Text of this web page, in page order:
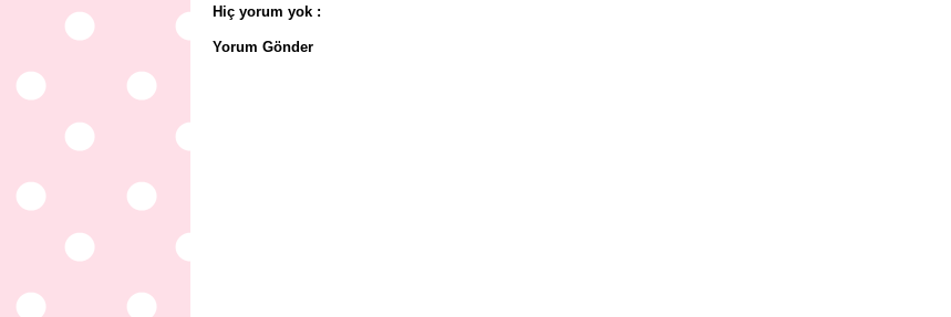
Hiç yorum yok :
Yorum Gönder